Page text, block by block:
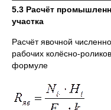
5.3 Расчёт
участка
Расчёт явочной
рабочих колёсно-
формуле